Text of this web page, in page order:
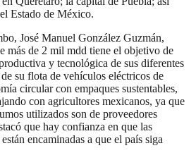
Estado de México.
José Manuel González Guzmán,
más de 2 mil mdd tiene el objetivo de
y tecnológica de sus diferentes
su flota de vehículos eléctricos de
circular con empaques sustentables,
con agricultores mexicanos, ya que
utilizados son de proveedores
que hay confianza en que las
encaminadas a que el país siga